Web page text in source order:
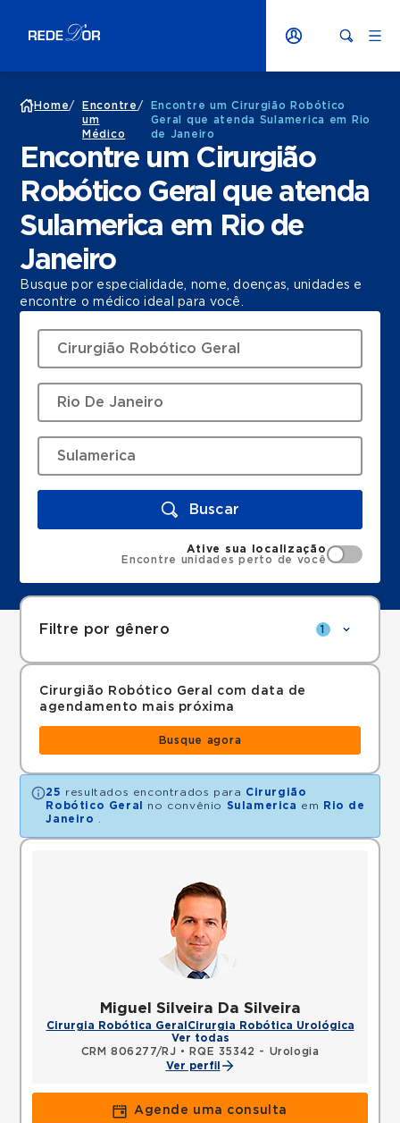
Home/
Encontre
um
Médico
/
Encontre um Cirurgião Robótico
Geral que atenda Sulamerica em Rio
de Janeiro
Encontre um Cirurgião
Robótico Geral que atenda
Sulamerica em Rio de
Janeiro
Busque por especialidade, nome, doenças, unidades e
encontre o médico ideal para você.
Buscar
Ative sua localização
Encontre unidades perto de você
Filtre por gênero 1
Cirurgião Robótico Geral com data de
agendamento mais próxima
Busque agora
25 resultados encontrados para Cirurgião
Robótico Geral
no convênio Sulamerica em
Rio de
Janeiro
Miguel Silveira Da Silveira
Cirurgia Robótica Geral Cirurgia Robótica Urológica
Ver todas
CRM 806277/RJ •
RQE 35342 - Urologia
Ver perfil
Agende uma consulta